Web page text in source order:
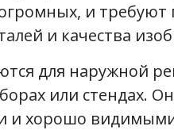
и требуют
и качества
для наружной
или стендах.
и хорошо